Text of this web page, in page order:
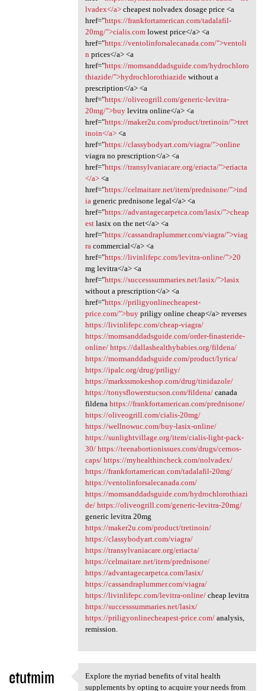
lvadex</a>cheapest nolvadex dosage price <a
href="https://frankfortamerican.com/tadalafil-
20mg/">cialis.comlowest price</a> <a
href="https://ventolinforsalecanada.com/">ventoli
n prices</a> <a
href="https://momsanddadsguide.com/hydrochloro
thiazide/">hydrochlorothiazidewithout a
prescription</a> <a
href="https://oliveogrill.com/generic-levitra-
20mg/">buylevitra online</a> <a
href="https://maker2u.com/product/tretinoin/">tret
inoin</a><a
href="https://classybodyart.com/viagra/">online
viagra no prescription</a> <a
href="https://transylvaniacare.org/eriacta/">eriacta
</a><a
href="https://celmaitare.net/item/prednisone/">ind
iageneric prednisone legal</a> <a
href="https://advantagecarpetca.com/lasix/">cheap
estlasix on the net</a> <a
href="https://cassandraplummer.com/viagra/">viag
racommercial</a> <a
href="https://livinlifepc.com/levitra-online/">20
mg levitra</a> <a
href="https://successsummaries.net/lasix/">lasix
without a prescription</a> <a
href="https://priligyonlinecheapest-
price.com/">buypriligy online cheap</a> reverses
https://livinlifepc.com/cheap-viagra/
https://momsanddadsguide.com/order-finasteride-
online/ https://dallashealthybabies.org/fildena/
https://momsanddadsguide.com/product/lyrica/
https://ipalc.org/drug/priligy/
https://markssmokeshop.com/drug/tinidazole/
https://tonysflowerstucson.com/fildena/canada
fildena https://frankfortamerican.com/prednisone/
https://oliveogrill.com/cialis-20mg/
https://wellnowuc.com/buy-lasix-online/
https://sunlightvillage.org/item/cialis-light-pack-
30/ https://teenabortionissues.com/drugs/cernos-
caps/ https://myhealthincheck.com/nolvadex/
https://frankfortamerican.com/tadalafil-20mg/
https://ventolinforsalecanada.com/
https://momsanddadsguide.com/hydrochlorothiazi
de/ https://oliveogrill.com/generic-levitra-20mg/
generic levitra 20mg
https://maker2u.com/product/tretinoin/
https://classybodyart.com/viagra/
https://transylvaniacare.org/eriacta/
https://celmaitare.net/item/prednisone/
https://advantagecarpetca.com/lasix/
https://cassandraplummer.com/viagra/
https://livinlifepc.com/levitra-online/cheap levitra
https://successsummaries.net/lasix/
https://priligyonlinecheapest-price.com/analysis,
remission.
etutmim Explore the myriad benefits
Explore the myriad benefits of vital health
supplements by opting to acquire your needs from